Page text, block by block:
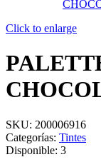
Click to enlarge
SKU: 200006916
Categorías: Tintes
Disponible: 3